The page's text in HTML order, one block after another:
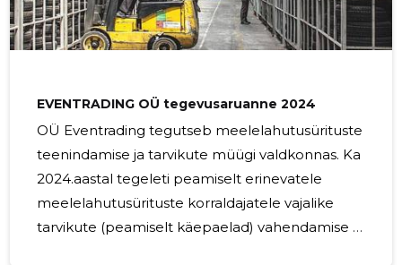
EVENTRADING OÜ tegevusaruanne 2024
OÜ Eventrading tegutseb meelelahutusürituste
teenindamise ja tarvikute müügi valdkonnas. Ka
2024.aastal tegeleti peamiselt erinevatele
meelelahutusürituste korraldajatele vajalike
tarvikute (peamiselt käepaelad) vahendamise ja